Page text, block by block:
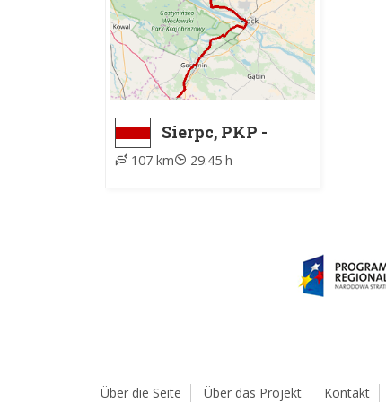
Sierpc, PKP -
Marianów
107 km 29:45 h
Über die Seite Über das Projekt Kontakt